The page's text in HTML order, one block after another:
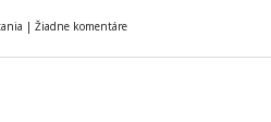
| Žiadne komentáre